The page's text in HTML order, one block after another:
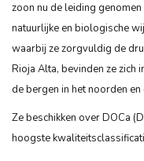
zoon nu de leiding
natuurlijke en biologische
waarbij ze zorgvuldig de
Rioja Alta, bevinden ze zich
de bergen in het noorden
Ze beschikken over DOCa
hoogste